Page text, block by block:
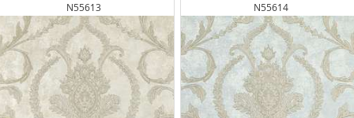
N55613 N55614